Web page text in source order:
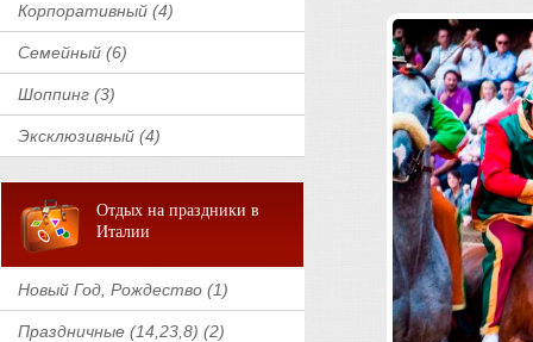
Корпоративный (4)
Семейный (6)
Шоппинг (3)
Эксклюзивный (4)
Отдых на праздники в
Италии
Новый Год, Рождество (1)
Праздничные (14,23,8) (2)